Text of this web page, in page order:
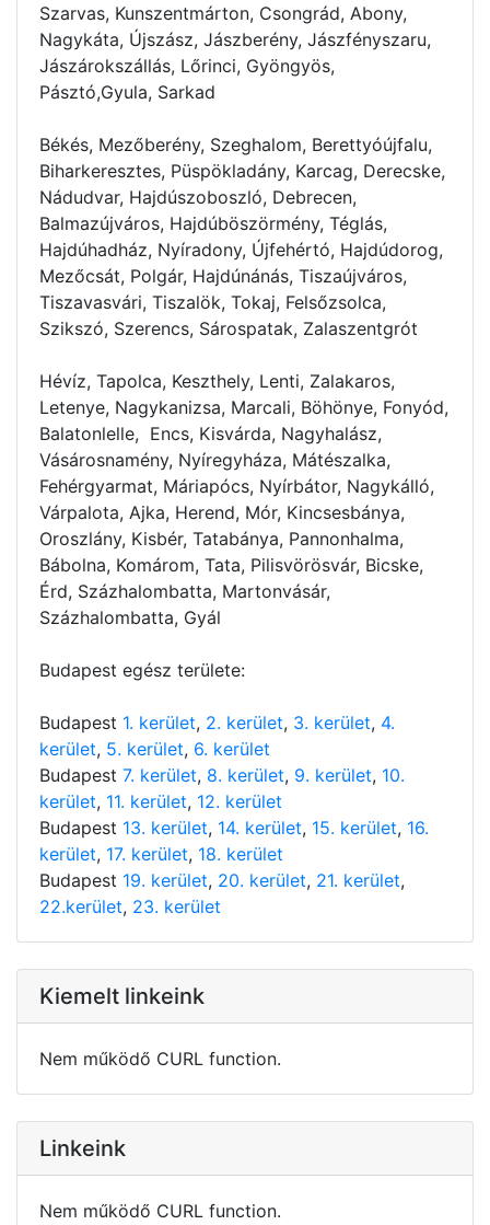
Szarvas, Kunszentmárton, Csongrád, Abony,
Nagykáta, Újszász, Jászberény, Jászfényszaru,
Jászárokszállás, Lőrinci, Gyöngyös,
Pásztó,Gyula, Sarkad
Békés, Mezőberény, Szeghalom, Berettyóújfalu,
Biharkeresztes, Püspökladány, Karcag, Derecske,
Nádudvar, Hajdúszoboszló, Debrecen,
Balmazújváros, Hajdúböszörmény, Téglás,
Hajdúhadház, Nyíradony, Újfehértó, Hajdúdorog,
Mezőcsát, Polgár, Hajdúnánás, Tiszaújváros,
Tiszavasvári, Tiszalök, Tokaj, Felsőzsolca,
Szikszó, Szerencs, Sárospatak, Zalaszentgrót
Hévíz, Tapolca, Keszthely, Lenti, Zalakaros,
Letenye, Nagykanizsa, Marcali, Böhönye, Fonyód,
Balatonlelle, Encs, Kisvárda, Nagyhalász,
Vásárosnamény, Nyíregyháza, Mátészalka,
Fehérgyarmat, Máriapócs, Nyírbátor, Nagykálló,
Várpalota, Ajka, Herend, Mór, Kincsesbánya,
Oroszlány, Kisbér, Tatabánya, Pannonhalma,
Bábolna, Komárom, Tata, Pilisvörösvár, Bicske,
Érd, Százhalombatta, Martonvásár,
Százhalombatta, Gyál
Budapest egész területe:
Budapest 1. kerület, 2. kerület, 3. kerület, 4.
kerület, 5. kerület, 6. kerület
Budapest 7. kerület, 8. kerület, 9. kerület, 10.
kerület, 11. kerület, 12. kerület
Budapest 13. kerület, 14. kerület, 15. kerület, 16.
kerület, 17. kerület, 18. kerület
Budapest 19. kerület, 20. kerület, 21. kerület,
22.kerület, 23. kerület
Kiemelt linkeink
Nem működő CURL function.
Linkeink
Nem működő CURL function.